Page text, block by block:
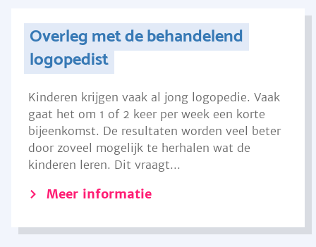
Overleg met de behandelend
logopedist
Kinderen krijgen vaak al jong logopedie. Vaak
gaat het om 1 of 2 keer per week een korte
bijeenkomst. De resultaten worden veel beter
door zoveel mogelijk te herhalen wat de
kinderen leren. Dit vraagt...
Meer informatie